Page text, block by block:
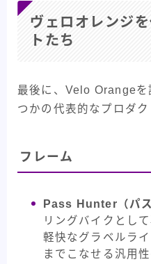
ヴェロオレンジ
トたち
最後に、Velo Orangeを
つかの代表的なプロダク
フレーム
Pass Hunter（パス
リングバイクとし
軽快なグラベルラ
までこなせる汎用